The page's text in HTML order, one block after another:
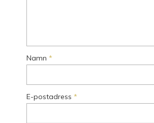
Namn *
E-postadress *